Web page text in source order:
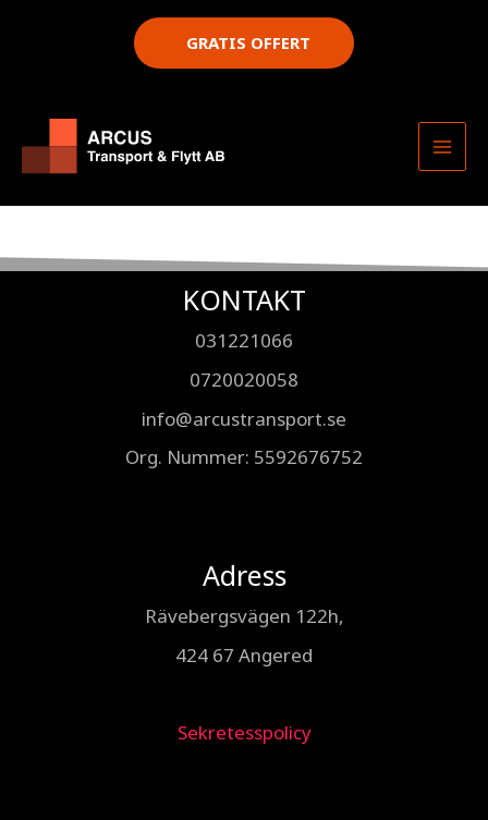
GRATIS OFFERT
KONTAKT
031221066
0720020058
info@arcustransport.se
Org. Nummer: 5592676752
Adress
Rävebergsvägen 122h,
424 67 Angered
Sekretesspolicy